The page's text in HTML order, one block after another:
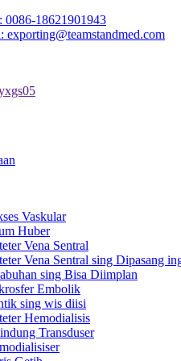
0086-18621901943
exporting@teamstandmed.com
Vaskular
Huber
Vena Sentral
Vena Sentral sing Dipasang
sing Bisa Diimplan
Embolik
sing wis diisi
Hemodialisis
Transduser